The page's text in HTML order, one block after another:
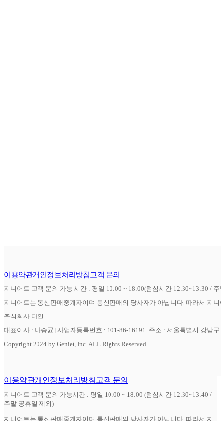
이용약관개인정보처리방침고객 문의
지니어트 고객 문의 가능 시간 : 평일 10:00 ~ 18:00(점심시간 12:30~13:30 /
지니어트는 통신판매중개자이며 통신판매의 당사자가 아닙니다. 따라서 지
주식회사 다인
대표이사 : 나승균 사업자등록번호 : 101-86-16191
주소 : 서울특별시 강남
Copyright 2024 by Geniet, Inc. ALL Rights Reserved
이용약관개인정보처리방침고객 문의
지니어트 고객 문의 가능시간 : 평일 10:00 ~ 18:00 (점심시간 12:30~13:40 /
주말 공휴일 제외)
지니어트는 통신판매중개자이며 통신판매의 당사자가 아닙니다. 따라서 지